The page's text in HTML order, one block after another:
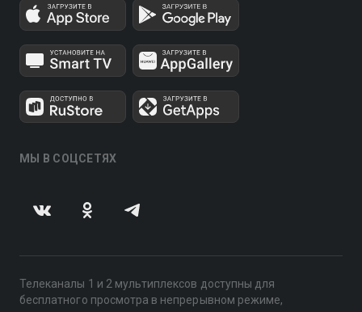
МЫ В СОЦСЕТЯХ
Телеканалы 1 и 2 мультиплексов доступны для
бесплатного просмотра в непрерывном режиме,